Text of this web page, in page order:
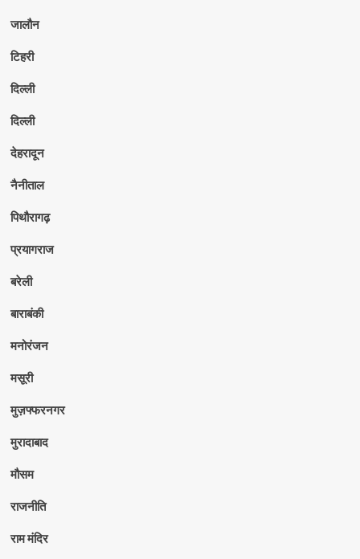
जालौन
टिहरी
दिल्ली
दिल्ली
देहरादून
नैनीताल
पिथौरागढ़
प्रयागराज
बरेली
बाराबंकी
मनोरंजन
मसूरी
मुज़फ्फरनगर
मुरादाबाद
मौसम
राजनीति
राम मंदिर